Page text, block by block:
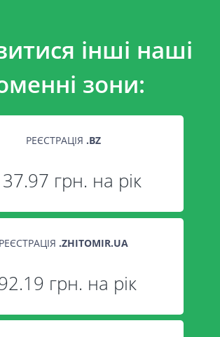
інші наші
зони:
РЕЄСТРАЦІЯ .BZ
грн. на рік
РЕЄСТРАЦІЯ .ZHITOMIR.UA
грн. на рік